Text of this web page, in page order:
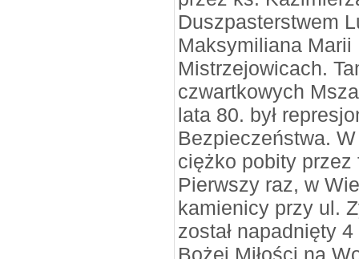
Duszpasterstwem
Maksymiliana
Mistrzejowicach.
czwartkowych
lata 80. był
Bezpieczeństwa.
ciężko pobity
Pierwszy raz, w
kamienicy przy ul.
został napadnięty
Bożej Miłości na